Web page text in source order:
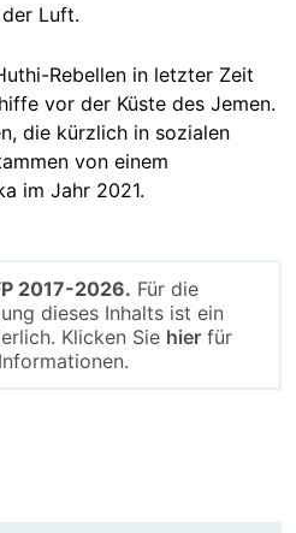
Luft.
Rebellen in letzter Zeit
vor der Küste des Jemen.
die kürzlich in sozialen
von einem
im Jahr 2021.
2017-2026. Für die
dieses Inhalts ist ein
Klicken Sie hierfür